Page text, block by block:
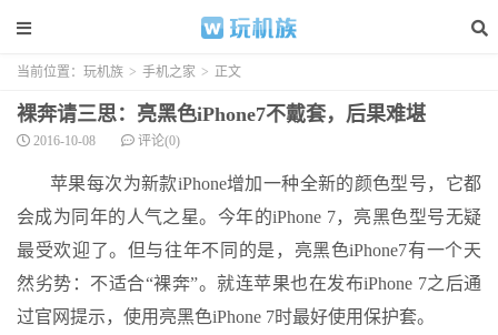
当前位置： 玩机族 > 手机之家 > 正文
裸奔请三思：亮黑色iPhone7不戴套，后果难堪
2016-10-08 评论(0)
苹果每次为新款iPhone增加一种全新的颜色型号，它都
会成为同年的人气之星。今年的iPhone 7，亮黑色型号无疑
最受欢迎了。但与往年不同的是，亮黑色iPhone7有一个天
然劣势：不适合“裸奔”。就连苹果也在发布iPhone 7之后通
过官网提示，使用亮黑色iPhone 7时最好使用保护套。